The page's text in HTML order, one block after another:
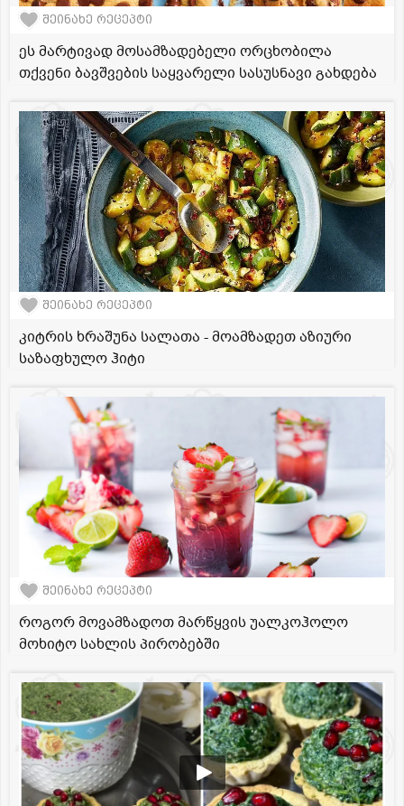
შეინახე რეცეპტი
ეს მარტივად მოსამზადებელი ორცხობილა
თქვენი ბავშვების საყვარელი სასუსნავი გახდება
შეინახე რეცეპტი
კიტრის ხრაშუნა სალათა - მოამზადეთ აზიური
საზაფხულო ჰიტი
შეინახე რეცეპტი
როგორ მოვამზადოთ მარწყვის უალკოჰოლო
მოხიტო სახლის პირობებში